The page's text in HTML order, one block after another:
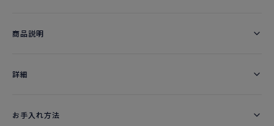
商品説明
詳細​
お手入れ方法